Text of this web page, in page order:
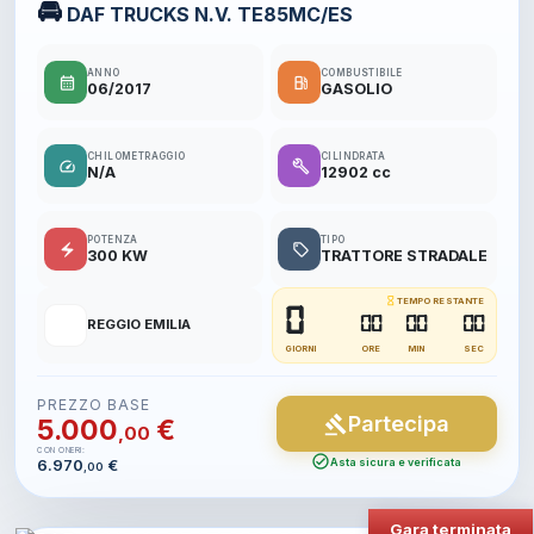
🚘 DAF TRUCKS N.V. TE85MC/ES
calendar_month
ANNO
06/2017 local_gas_station
COMBUSTIBILE
GASOLIO
speed
CHILOMETRAGGIO
N/A build
CILINDRATA
12902 cc
electric_bolt
POTENZA
300 KW local_offer
TIPO
TRATTORE STRADALE
REGGIO EMILIA
hourglass_empty TEMPO RESTANTE
0 00 00 00
GIORNI ORE MIN SEC
PREZZO BASE
5.000,00 €
CON ONERI:
6.970 ,00 €
gavel Partecipa
check_circleAsta sicura e verificata
Gara terminata